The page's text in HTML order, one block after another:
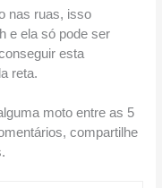
nas ruas, isso
e ela só pode ser
esta
reta.
moto entre as 5
compartilhe